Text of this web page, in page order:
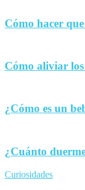
Cómo hacer
Cómo aliviar los
¿Cómo es un
¿Cuánto
Curiosidades